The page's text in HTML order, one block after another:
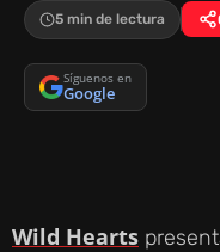
5 min de lectura
Síguenos en
Google
Wild Hearts